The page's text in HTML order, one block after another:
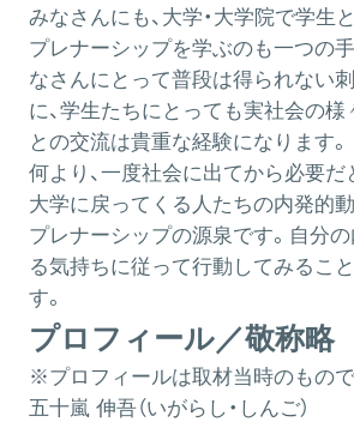
みなさんにも、大学・大学院で学生
プレナーシップを学ぶのも一つの
なさんにとって普段は得られない
に、学生たちにとっても実社会の
との交流は貴重な経験になります。
何より、一度社会に出てから必要
大学に戻ってくる人たちの内発的
プレナーシップの源泉です。自分
る気持ちに従って行動してみるこ
す。
プロフィール／敬称略
※プロフィールは取材当時のもの
五十嵐 伸吾（いがらし・しんご）